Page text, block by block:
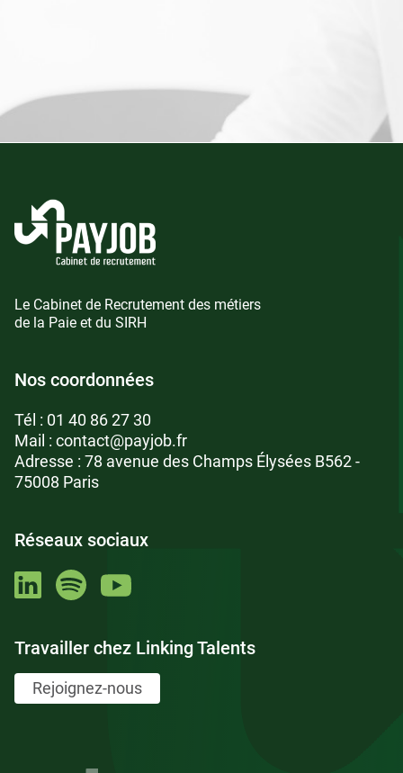
Le Cabinet de Recrutement des métiers
de la Paie et du SIRH
Nos coordonnées
Tél : 01 40 86 27 30
Mail : contact@payjob.fr
Adresse : 78 avenue des Champs Élysées B562 -
75008 Paris
Réseaux sociaux
Travailler chez Linking Talents
Rejoignez-nous